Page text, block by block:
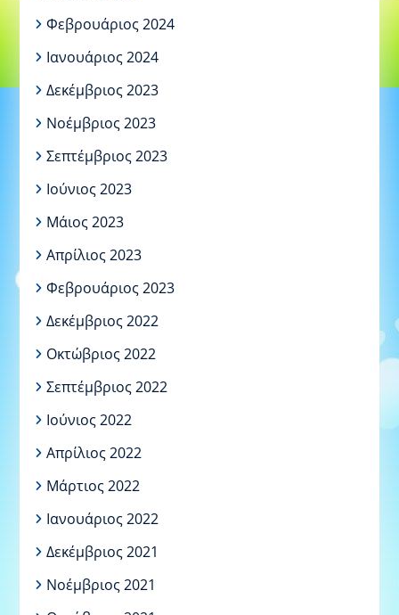
Φεβρουάριος 2024
Ιανουάριος 2024
Δεκέμβριος 2023
Νοέμβριος 2023
Σεπτέμβριος 2023
Ιούνιος 2023
Μάιος 2023
Απρίλιος 2023
Φεβρουάριος 2023
Δεκέμβριος 2022
Οκτώβριος 2022
Σεπτέμβριος 2022
Ιούνιος 2022
Απρίλιος 2022
Μάρτιος 2022
Ιανουάριος 2022
Δεκέμβριος 2021
Νοέμβριος 2021